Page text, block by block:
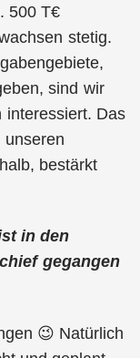
500 T€
stetig.
sind wir
interessiert. Das
unseren
bestärkt
in den
gegangen
😉 Natürlich